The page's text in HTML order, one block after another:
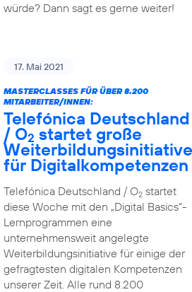
würde? Dann sagt es gerne weiter!
17. Mai 2021
MASTERCLASSES FÜR ÜBER 8.200
MITARBEITER/INNEN:
Telefónica Deutschland
/ O2 startet große
Weiterbildungsinitiative
für Digitalkompetenzen
Telefónica Deutschland / O2startet
diese Woche mit den „Digital Basics“-
Lernprogrammen eine
unternehmensweit angelegte
Weiterbildungsinitiative für einige der
gefragtesten digitalen Kompetenzen
unserer Zeit. Alle rund 8.200